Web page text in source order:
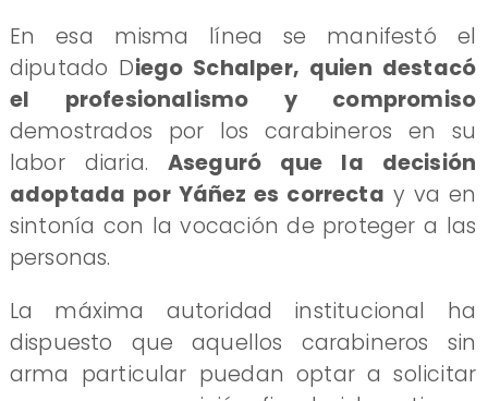
En esa misma línea se manifestó el
diputado Diego Schalper, quien destacó
el profesionalismo y compromiso
demostrados por los carabineros en su
labor diaria. Aseguró que la decisión
adoptada por Yáñez es correcta y va en
sintonía con la vocación de proteger a las
personas.
​La máxima autoridad institucional ha
dispuesto que aquellos carabineros sin
arma particular puedan optar a solicitar